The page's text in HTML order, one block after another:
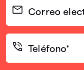
Correo
electrónico
(Required)
Teléfono*
(Required)